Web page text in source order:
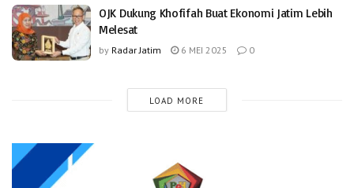
OJK Dukung Khofifah Buat Ekonomi Jatim Lebih
Melesat
by Radar Jatim 6 MEI 2025 0
LOAD MORE